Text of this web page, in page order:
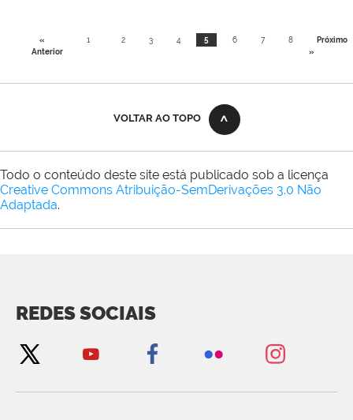
«
Anterior
1 2 3 4 5 6 7 8
Próximo
»
VOLTAR AO TOPO
Todo o conteúdo deste site está publicado sob a licença
Creative Commons Atribuição-SemDerivações 3.0 Não
Adaptada.
REDES SOCIAIS